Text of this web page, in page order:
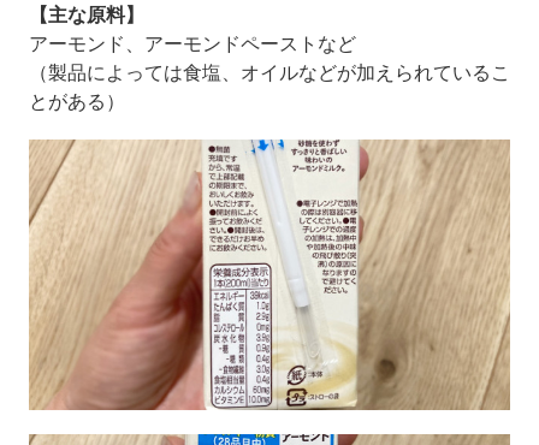
【主な原料】
アーモンド、アーモンドペーストなど
（製品によっては食塩、オイルなどが加えられているこ
とがある）